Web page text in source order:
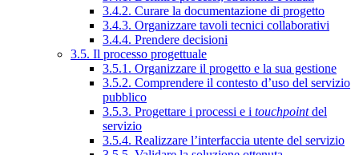
3.4.2. Curare la documentazione di progetto
3.4.3. Organizzare tavoli tecnici collaborativi
3.4.4. Prendere decisioni
3.5. Il processo progettuale
3.5.1. Organizzare il progetto e la sua gestione
3.5.2. Comprendere il contesto d’uso del servizio
pubblico
3.5.3. Progettare i processi e i touchpointdel
servizio
3.5.4. Realizzare l’interfaccia utente del servizio